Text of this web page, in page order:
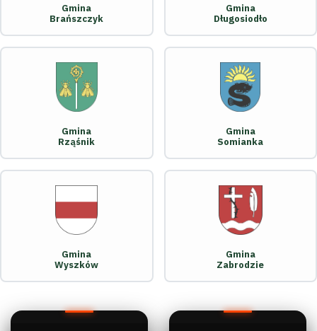
Gmina
Brańszczyk
Gmina
Długosiodło
Gmina
Rząśnik
Gmina
Somianka
Gmina
Wyszków
Gmina
Zabrodzie